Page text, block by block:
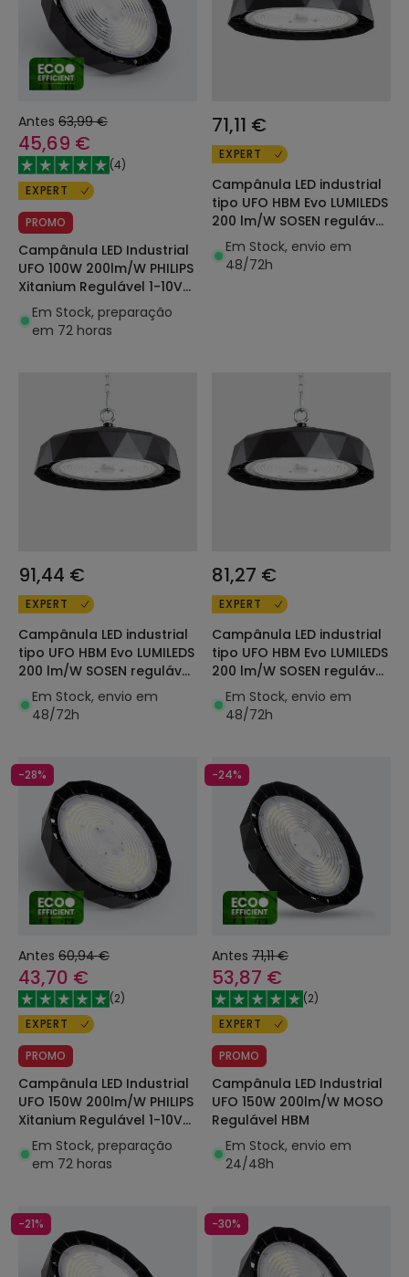
Antes 63,99 €
45,69 €
(4)
EXPERT
PROMO
Campânula LED Industrial
UFO 100W 200lm/W PHILIPS
Xitanium Regulável 1-10V
LEDNIX HBM
Em Stock, preparação
em 72 horas
71,11 €
EXPERT
Campânula LED industrial
tipo UFO HBM Evo LUMILEDS
200 lm/W SOSEN regulável
DALI/Push
Em Stock, envio em
48/72h
91,44 €
EXPERT
Campânula LED industrial
tipo UFO HBM Evo LUMILEDS
200 lm/W SOSEN regulável
DALI/Push
Em Stock, envio em
48/72h
81,27 €
EXPERT
Campânula LED industrial
tipo UFO HBM Evo LUMILEDS
200 lm/W SOSEN regulável
DALI/Push
Em Stock, envio em
48/72h
-28%
Antes 60,94 €
43,70 €
(2)
EXPERT
PROMO
Campânula LED Industrial
UFO 150W 200lm/W PHILIPS
Xitanium Regulável 1-10V
HBMEm Stock, preparação
em 72 horas
-24%
Antes 71,11 €
53,87 €
(2)
EXPERT
PROMO
Campânula LED Industrial
UFO 150W 200lm/W MOSO
Regulável HBM
Em Stock, envio em
24/48h
-21% -30%